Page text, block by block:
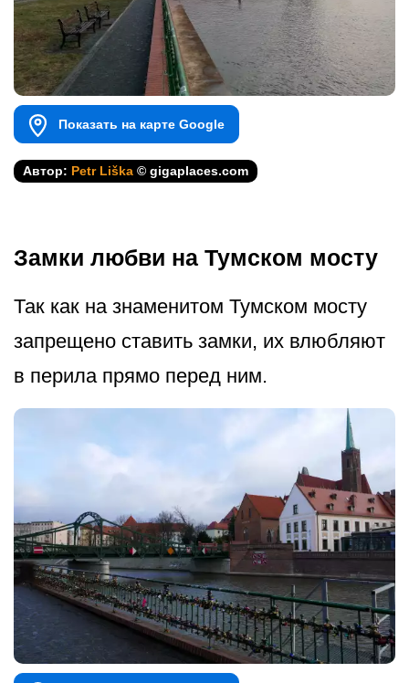
Показать на карте Google
Автор: Petr Liška © gigaplaces.com
Замки любви на Тумском мосту
Так как на знаменитом Тумском мосту
запрещено ставить замки, их влюбляют
в перила прямо перед ним.